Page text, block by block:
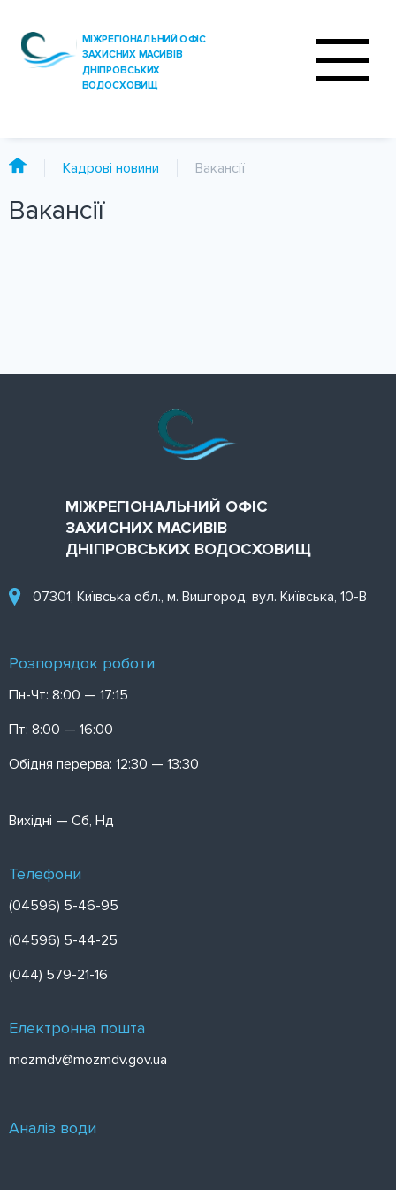
ПРЕС-ЦЕНТР
КОНТАКТИ
Кадрові новини Вакансії
Вакансії
МІЖРЕГІОНАЛЬНИЙ ОФІС
ЗАХИСНИХ МАСИВІВ
ДНІПРОВСЬКИХ ВОДОСХОВИЩ
07301, Київська обл., м. Вишгород, вул. Київська, 10-В
Розпорядок роботи
Пн-Чт: 8:00 — 17:15
Пт: 8:00 — 16:00
Обідня перерва: 12:30 — 13:30
Вихідні — Сб, Нд
Телефони
(04596) 5-46-95
(04596) 5-44-25
(044) 579-21-16
Електронна пошта
mozmdv@mozmdv.gov.ua
Аналіз води